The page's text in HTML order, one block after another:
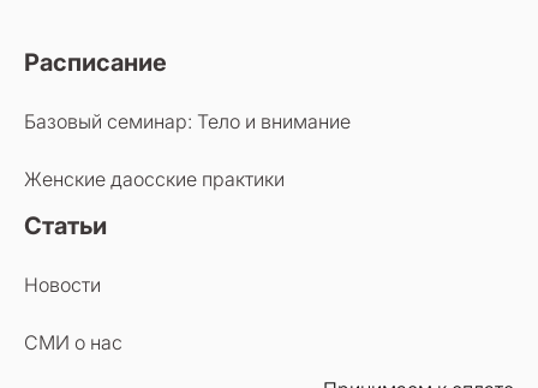
Расписание
Базовый семинар: Тело и внимание
Женские даосские практики
Статьи
Новости
СМИ о нас